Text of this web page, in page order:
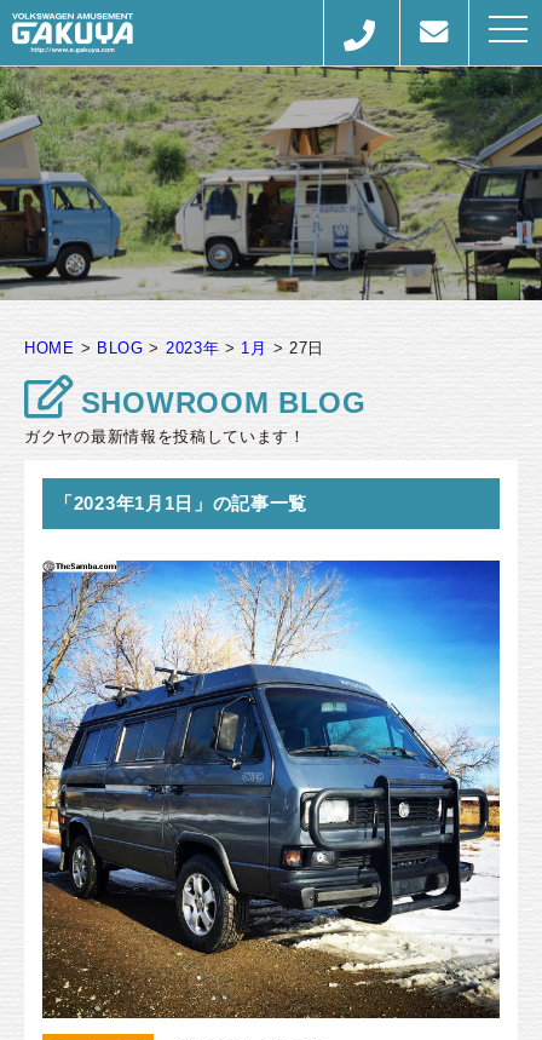
HOME > BLOG > 2023年 > 1月 > 27日
SHOWROOM BLOG
ガクヤの最新情報を投稿しています！
「2023年1月1日」の記事一覧